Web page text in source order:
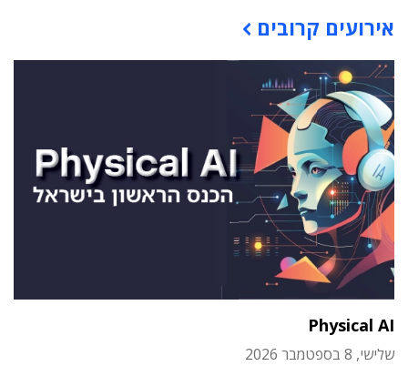
אירועים קרובים
Physical AI
שלישי, 8 בספטמבר 2026